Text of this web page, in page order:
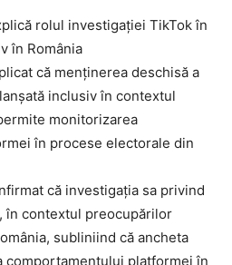
că menținerea deschisă a
inclusiv în contextul
monitorizarea
în procese electorale din
că investigația sa privind
în contextul preocupărilor
subliniind că ancheta
comportamentului platformei în